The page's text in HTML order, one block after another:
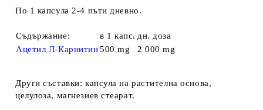
По 1 капсула 2-4 пъти дневно.
Съдържание: в 1 капс. дн. доза
Ацетил Л-Карнитин500 mg 2 000 mg
Други съставки: капсула на растителна основа,
целулоза, магнезиев стеарат.